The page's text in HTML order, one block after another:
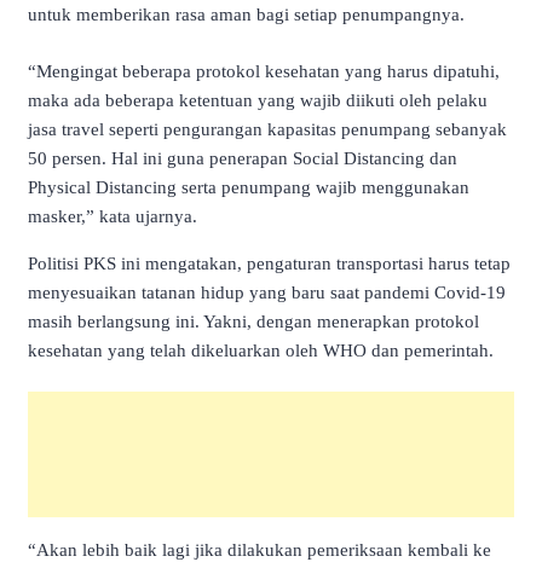
untuk memberikan rasa aman bagi setiap penumpangnya.
“Mengingat beberapa protokol kesehatan yang harus dipatuhi,
maka ada beberapa ketentuan yang wajib diikuti oleh pelaku
jasa travel seperti pengurangan kapasitas penumpang sebanyak
50 persen. Hal ini guna penerapan Social Distancing dan
Physical Distancing serta penumpang wajib menggunakan
masker,” kata ujarnya.
Politisi PKS ini mengatakan, pengaturan transportasi harus tetap
menyesuaikan tatanan hidup yang baru saat pandemi Covid-19
masih berlangsung ini. Yakni, dengan menerapkan protokol
kesehatan yang telah dikeluarkan oleh WHO dan pemerintah.
“Akan lebih baik lagi jika dilakukan pemeriksaan kembali ke